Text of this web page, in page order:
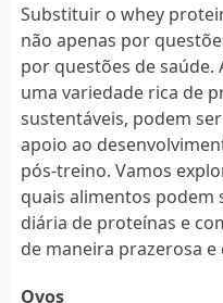
Substituir o whey
não apenas por
por questões de
uma variedade rica de
sustentáveis, podem
apoio ao
pós-treino. Vamos
quais alimentos podem
diária de proteínas e
de maneira prazerosa e
Ovos